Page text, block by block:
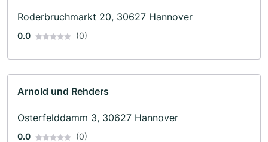
Roderbruchmarkt 20, 30627 Hannover
0.0 (0)
Arnold und Rehders
Osterfelddamm 3, 30627 Hannover
0.0 (0)